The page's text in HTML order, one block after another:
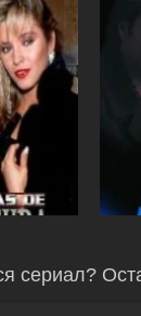
сериал?